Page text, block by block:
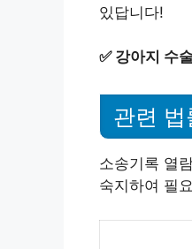
있답니다!
✅ 강아지 수
관련
소송기록 열
숙지하여 필